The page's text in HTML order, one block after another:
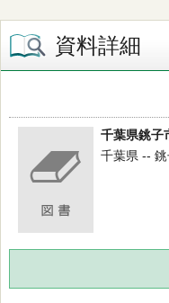
資料詳細
千葉県銚子
千葉県 --